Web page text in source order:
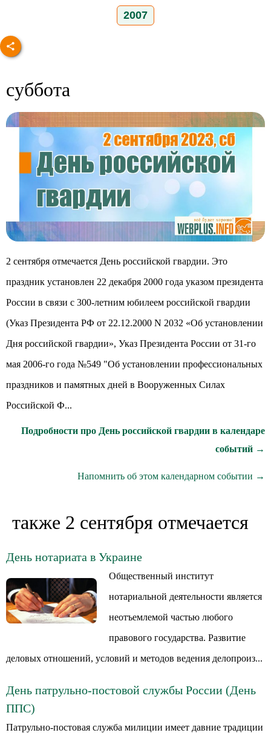
2007
суббота
2 сентября отмечается День российской гвардии. Это
праздник установлен 22 декабря 2000 года указом президента
России в связи с 300-летним юбилеем российской гвардии
(Указ Президента РФ от 22.12.2000 N 2032 «Об установлении
Дня российской гвардии», Указ Президента России от 31-го
мая 2006-го года №549 "Об установлении профессиональных
праздников и памятных дней в Вооруженных Силах
Российской Ф...
Подробности про День российской гвардии в календаре
событий →
Напомнить об этом календарном событии →
также 2 сентября отмечается
День нотариата в Украине
Общественный институт
нотариальной деятельности является
неотъемлемой частью любого
правового государства. Развитие
деловых отношений, условий и методов ведения делопроиз...
День патрульно-постовой службы России (День
ППС)
Патрульно-постовая служба милиции имеет давние традиции